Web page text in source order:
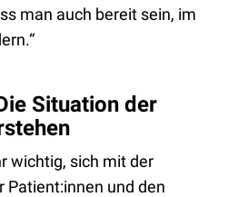
man auch bereit sein, im
Situation der
wichtig, sich mit der
Patient:innen und den